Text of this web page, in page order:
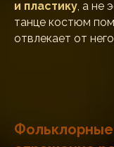
и пластику, а не
танце костюм
отвлекает от